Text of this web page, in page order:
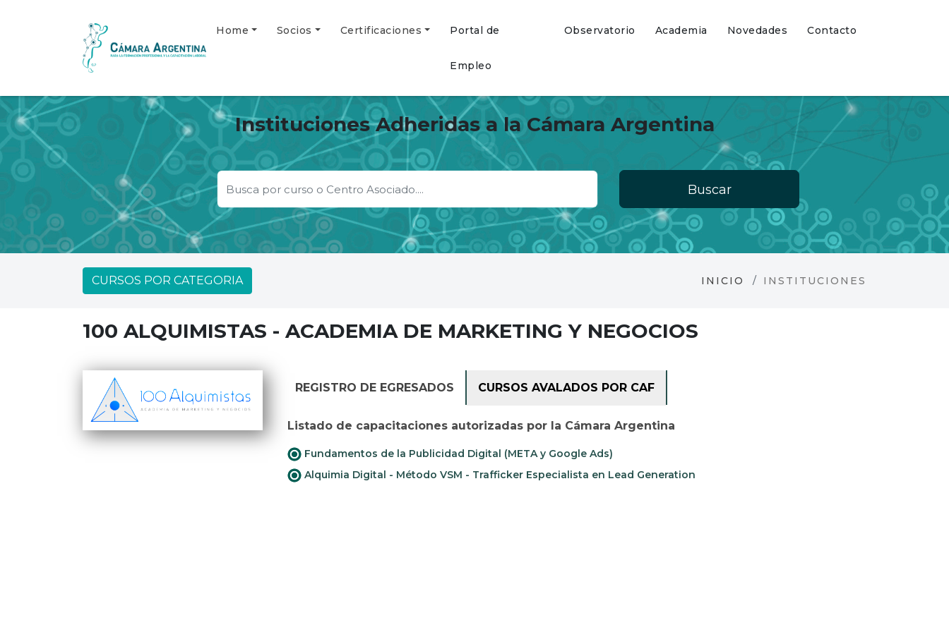
Home Socios Certificaciones Portal de
Empleo
Observatorio Academia Novedades Contacto
Instituciones Adheridas a la Cámara Argentina
Buscar
CURSOS POR CATEGORIA INICIO INSTITUCIONES
100 ALQUIMISTAS - ACADEMIA DE MARKETING Y NEGOCIOS
REGISTRO DE EGRESADOS CURSOS AVALADOS POR CAF
Listado de capacitaciones autorizadas por la Cámara Argentina
Fundamentos de la Publicidad Digital (META y Google Ads)
Alquimia Digital - Método VSM - Trafficker Especialista en Lead Generation